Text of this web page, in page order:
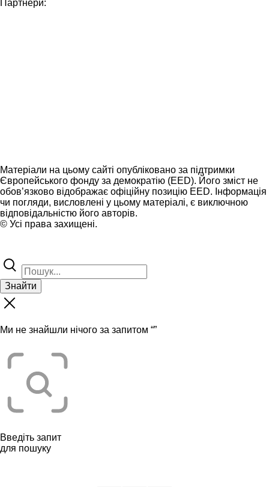
Партнери:
Матеріали на цьому сайті опубліковано за підтримки
Європейського фонду за демократію (EED). Його зміст не
обов’язково відображає офіційну позицію EED. Інформація
чи погляди, висловлені у цьому матеріалі, є виключною
відповідальністю його авторів.
© Усі права захищені.
Знайти
Ми не знайшли нічого за запитом “”
Введіть запит
для пошуку